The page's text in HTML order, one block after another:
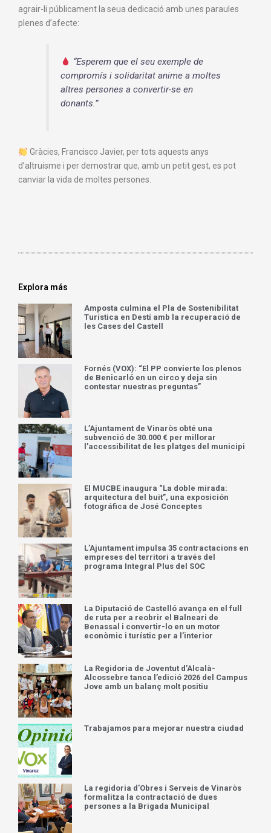
agrair-li públicament la seua dedicació amb unes paraules
plenes d’afecte:
“Esperem que el seu exemple de
compromís i solidaritat anime a moltes
altres persones a convertir-se en
donants.”
Gràcies, Francisco Javier, per tots aquests anys
d’altruisme i per demostrar que, amb un petit gest, es pot
canviar la vida de moltes persones.
Explora más
Amposta culmina el Pla de Sostenibilitat
Turística en Destí amb la recuperació de
les Cases del Castell
Fornés (VOX): “El PP convierte los plenos
de Benicarló en un circo y deja sin
contestar nuestras preguntas”
L’Ajuntament de Vinaròs obté una
subvenció de 30.000 € per millorar
l’accessibilitat de les platges del municipi
El MUCBE inaugura “La doble mirada:
arquitectura del buit”, una exposición
fotográfica de José Conceptes
L’Ajuntament impulsa 35 contractacions en
empreses del territori a través del
programa Integral Plus del SOC
La Diputació de Castelló avança en el full
de ruta per a reobrir el Balneari de
Benassal i convertir-lo en un motor
econòmic i turístic per a l’interior
La Regidoria de Joventut d’Alcalà-
Alcossebre tanca l’edició 2026 del Campus
Jove amb un balanç molt positiu
Trabajamos para mejorar nuestra ciudad
La regidoria d’Obres i Serveis de Vinaròs
formalitza la contractació de dues
persones a la Brigada Municipal